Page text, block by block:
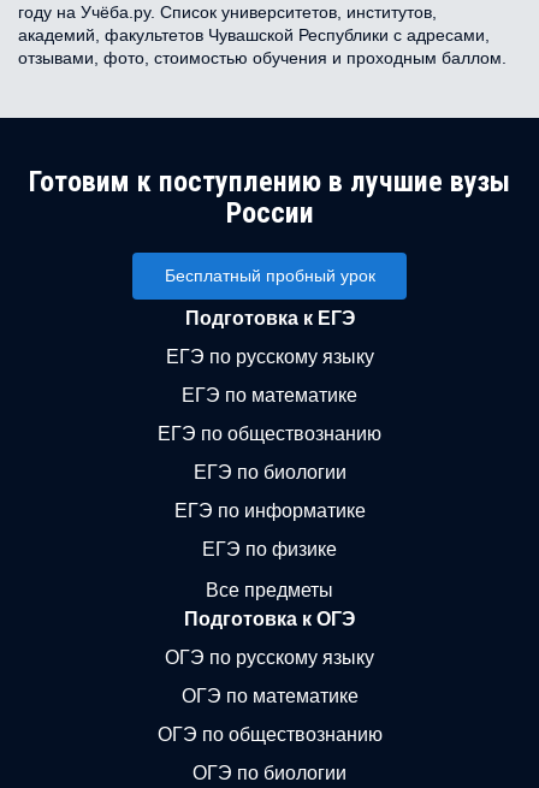
году на Учёба.ру. Список университетов, институтов,
академий, факультетов Чувашской Республики с адресами,
отзывами, фото, стоимостью обучения и проходным баллом.
Готовим к поступлению в лучшие вузы
России
Бесплатный пробный урок
Подготовка к ЕГЭ
ЕГЭ по русскому языку
ЕГЭ по математике
ЕГЭ по обществознанию
ЕГЭ по биологии
ЕГЭ по информатике
ЕГЭ по физике
Все предметы
Подготовка к ОГЭ
ОГЭ по русскому языку
ОГЭ по математике
ОГЭ по обществознанию
ОГЭ по биологии